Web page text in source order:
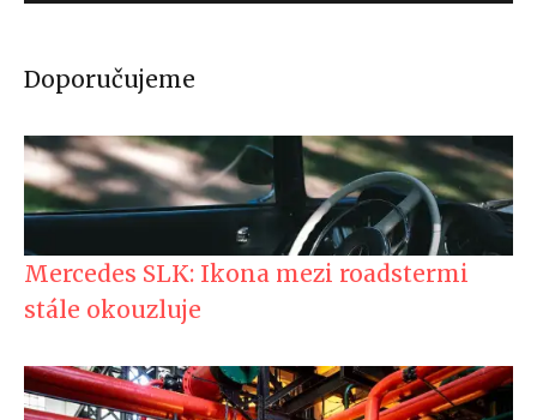
Doporučujeme
Mercedes SLK: Ikona mezi roadstermi
stále okouzluje